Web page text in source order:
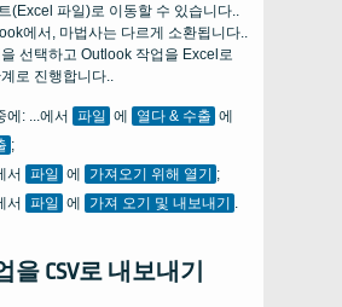
(Excel 파일)로 이동할 수 있습니다..
에서, 마법사는 다르게 소환됩니다..
선택하고 Outlook 작업을 Excel로
로 진행합니다..
에: ...에서 파일 에 열다 & 수출 에
;
서 파일 에 가져오기 위해 열기 ;
서 파일 에 가져 오기 및 내보내기
을 CSV로 내보내기